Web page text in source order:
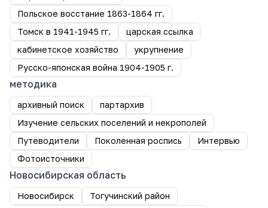
Польское восстание 1863-1864 гг.
Томск в 1941-1945 гг.
царская ссылка
кабинетское хозяйство
укрупнение
Русско-японская война 1904-1905 г.
методика
архивный поиск
партархив
Изучение сельских поселений и некрополей
Путеводители
Поколенная роспись
Интервью
Фотоисточники
Новосибирская область
Новосибирск
Тогучинский район